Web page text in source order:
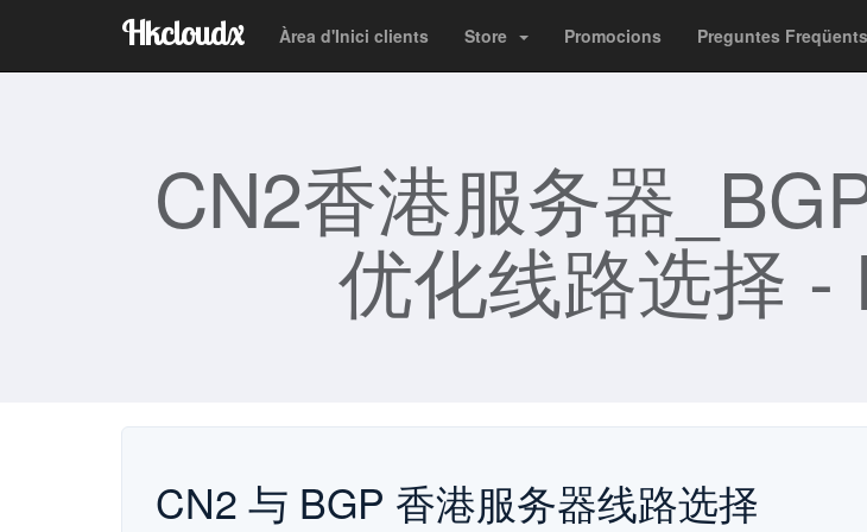
Hkcloudx Àrea d'Inici clients Store Promocions Preguntes
CN2香港服务器
优化线路选择 -
CN2 与 BGP 香港服务器线路选择